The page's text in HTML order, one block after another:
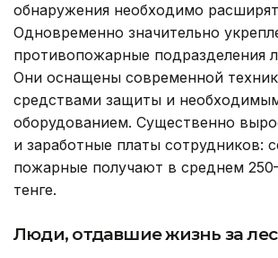
обнаружения необходимо
Одновременно значительно
противопожарные подразделения
Они оснащены современной
средствами защиты и
оборудованием. Существенно
и заработные платы сотрудников:
пожарные получают в среднем
тенге.
Люди, отдавшие жизнь за лес